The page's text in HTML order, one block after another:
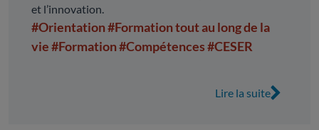
et l’innovation.
#Orientation#Formation tout au long de la
vie#Formation#Compétences#CESER
Lire la suite